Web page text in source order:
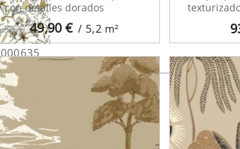
€ 49,90€ / 5,2 m²
con detalles dorados